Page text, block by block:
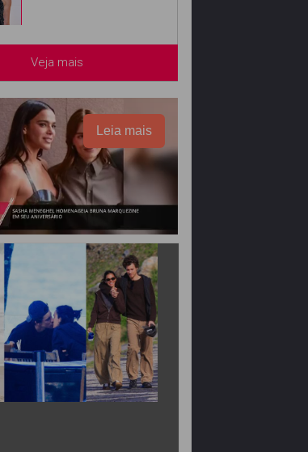
Veja mais
Leia mais